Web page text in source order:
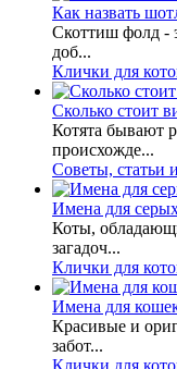
Как назвать
Скоттиш фолд -
доб...
Клички для
Сколько стоит
Котята бывают
происхожде...
Советы, статьи
Имена для
Коты,
загадоч...
Клички для
Имена для
Красивые и
забот...
Клички для